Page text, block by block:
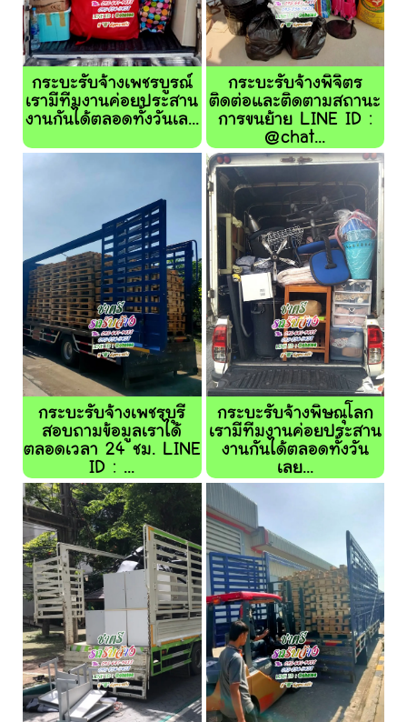
กระบะรับจ้างเพชรบูรณ์
เรามีทีมงานค่อยประสาน
งานกันได้ตลอดทั้งวันเล...
กระบะรับจ้างพิจิตร
ติดต่อและติดตามสถานะ
การขนย้าย LINE ID :
@chat...
กระบะรับจ้างเพชรบุรี
สอบถามข้อมูลเราได้
ตลอดเวลา 24 ชม. LINE
ID : ...
กระบะรับจ้างพิษณุโลก
เรามีทีมงานค่อยประสาน
งานกันได้ตลอดทั้งวัน
เลย...